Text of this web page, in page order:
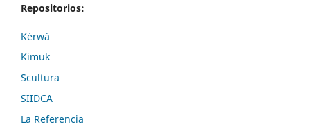
Repositorios:
Kérwá
Kimuk
Scultura
SIIDCA
La Referencia